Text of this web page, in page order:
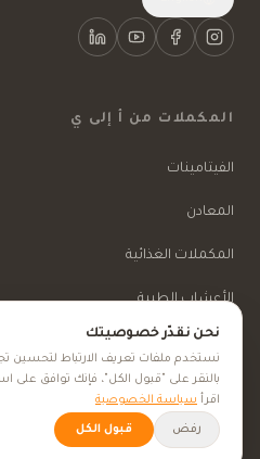
المكملات من أ إلى ي
الفيتامينات
المعادن
المكملات الغذائية
الأعشاب الطبية
الجمال والعناية
الأهداف الصحية
نحن نقدّر خصوصيتك
نستخدم ملفات تعريف الارتباط لتحسين
بالنقر على "قبول الكل"، فإنك توافق على
اقرأ سياسة الخصوصية
رفض قبول الكل